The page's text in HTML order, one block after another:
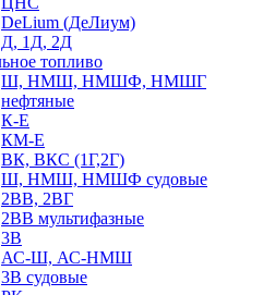
DeLium (ДеЛиум)
Д, 1Д, 2Д
топливо
Ш, НМШ, НМШФ, НМШГ
нефтяные
К-Е
КМ-Е
ВК, ВКС (1Г,2Г)
Ш, НМШ, НМШФ судовые
2ВВ, 2ВГ
2ВВ мультифазные
3В
АС-Ш, АС-НМШ
3В судовые